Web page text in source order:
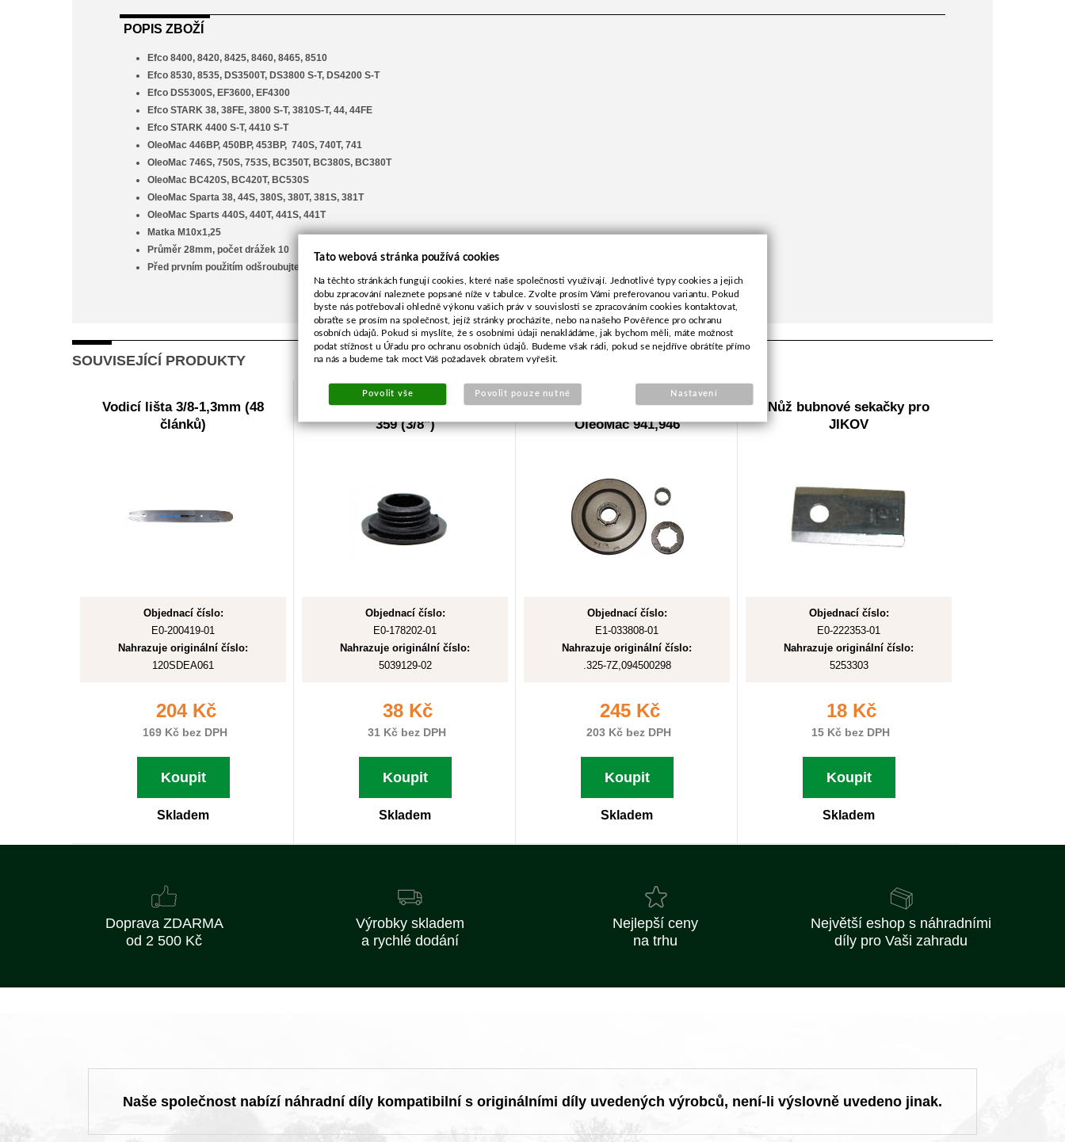
POPIS ZBOŽÍ
Efco 8400, 8420, 8425, 8460, 8465, 8510
Efco 8530, 8535, DS3500T, DS3800 S-T, DS4200 S-T
Efco DS5300S, EF3600, EF4300
Efco STARK 38, 38FE, 3800 S-T, 3810S-T, 44, 44FE
Efco STARK 4400 S-T, 4410 S-T
OleoMac 446BP, 450BP, 453BP, 740S, 740T, 741
OleoMac 746S, 750S, 753S, BC350T, BC380S, BC380T
OleoMac BC420S, BC420T, BC530S
OleoMac Sparta 38, 44S, 380S, 380T, 381S, 381T
OleoMac Sparts 440S, 440T, 441S, 441T
Matka M10x1,25
Průměr 28mm, počet drážek 10
Před prvním použitím odšroubujte kryt mazacího otvoru a zcela naplňte mazivem pro úhlové převodovky !
SOUVISEJÍCÍ PRODUKTY
Vodicí lišta 3/8-1,3mm (48
článků)
Objednací číslo:
E0-200419-01
Nahrazuje originální číslo:
120SDEA061
204 Kč
169 Kč bez DPH
Koupit
Skladem
Šnekové kolo pro Husqvarna
359 (3/8")
Objednací číslo:
E0-178202-01
Nahrazuje originální číslo:
5039129-02
38 Kč
31 Kč bez DPH
Koupit
Skladem
Řetězka s prstencem pro
OleoMac 941,946
Objednací číslo:
E1-033808-01
Nahrazuje originální číslo:
.325-7Z,094500298
245 Kč
203 Kč bez DPH
Koupit
Skladem
Nůž bubnové sekačky pro
JIKOV
Objednací číslo:
E0-222353-01
Nahrazuje originální číslo:
5253303
18 Kč
15 Kč bez DPH
Koupit
Skladem
Doprava ZDARMA
od 2 500 Kč
Výrobky skladem
a rychlé dodání
Nejlepší ceny
na trhu
Největší eshop s náhradními
díly pro Vaši zahradu
Naše společnost nabízí náhradní díly kompatibilní s originálními díly uvedených výrobců, není-li výslovně uvedeno jinak.
Tato webová stránka používá cookies
Na těchto stránkách fungují cookies, které naše společnosti využívají. Jednotlivé typy cookies a jejich
dobu zpracování naleznete popsané níže v tabulce. Zvolte prosím Vámi preferovanou variantu. Pokud
byste nás potřebovali ohledně výkonu vašich práv v souvislosti se zpracováním cookies kontaktovat,
obraťte se prosím na společnost, jejíž stránky procházíte, nebo na našeho Pověřence pro ochranu
osobních údajů. Pokud si myslíte, že s osobními údaji nenakládáme, jak bychom měli, máte možnost
podat stížnost u Úřadu pro ochranu osobních údajů. Budeme však rádi, pokud se nejdříve obrátíte přímo
na nás a budeme tak moct Váš požadavek obratem vyřešit.
Povolit vše Povolit pouze nutné Nastavení